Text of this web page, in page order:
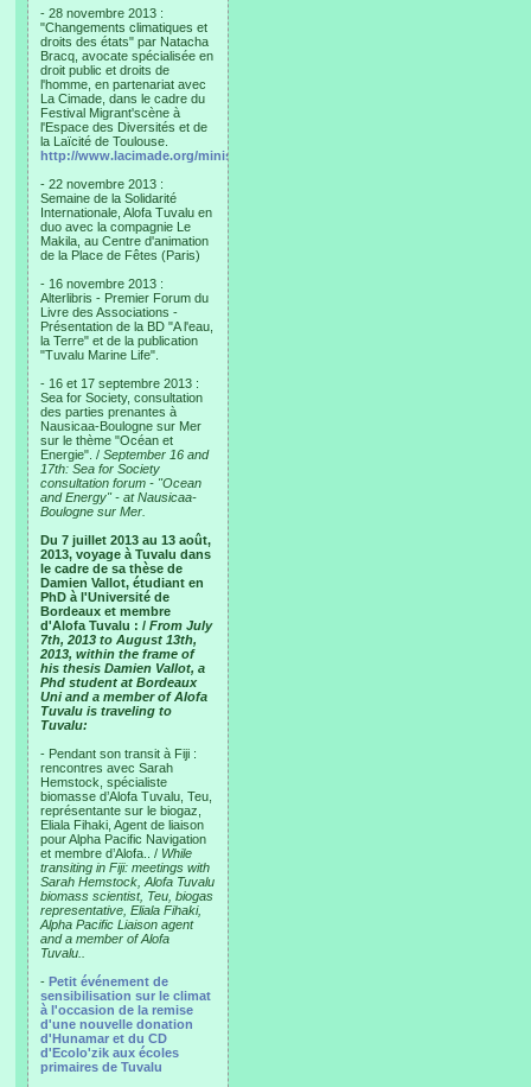
- 28 novembre 2013 :
"Changements climatiques et
droits des états" par Natacha
Bracq, avocate spécialisée en
droit public et droits de
l'homme, en partenariat avec
La Cimade, dans le cadre du
Festival Migrant'scène à
l'Espace des Diversités et de
la Laïcité de Toulouse.
http://www.lacimade.org/minisites/migrantscene
- 22 novembre 2013 :
Semaine de la Solidarité
Internationale, Alofa Tuvalu en
duo avec la compagnie Le
Makila, au Centre d'animation
de la Place de Fêtes (Paris)
- 16 novembre 2013 :
Alterlibris - Premier Forum du
Livre des Associations -
Présentation de la BD "A l'eau,
la Terre" et de la publication
"Tuvalu Marine Life".
- 16 et 17 septembre 2013 :
Sea for Society, consultation
des parties prenantes à
Nausicaa-Boulogne sur Mer
sur le thème "Océan et
Energie". / September 16 and
17th: Sea for Society
consultation forum - "Ocean
and Energy" - at Nausicaa-
Boulogne sur Mer.
Du 7 juillet 2013 au 13 août,
2013, voyage à Tuvalu dans
le cadre de sa thèse de
Damien Vallot, étudiant en
PhD à l'Université de
Bordeaux et membre
d'Alofa Tuvalu : / From July
7th, 2013 to August 13th,
2013, within the frame of
his thesis Damien Vallot, a
Phd student at Bordeaux
Uni and a member of Alofa
Tuvalu is traveling to
Tuvalu:
- Pendant son transit à Fiji :
rencontres avec Sarah
Hemstock, spécialiste
biomasse d’Alofa Tuvalu, Teu,
représentante sur le biogaz,
Eliala Fihaki, Agent de liaison
pour Alpha Pacific Navigation
et membre d’Alofa.. / While
transiting in Fiji: meetings with
Sarah Hemstock, Alofa Tuvalu
biomass scientist, Teu, biogas
representative, Eliala Fihaki,
Alpha Pacific Liaison agent
and a member of Alofa
Tuvalu..
- Petit événement de
sensibilisation sur le climat
à l'occasion de la remise
d'une nouvelle donation
d'Hunamar et du CD
d'Ecolo'zik aux écoles
primaires de Tuvalu